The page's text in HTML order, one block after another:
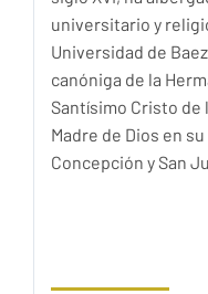
universitario y
Universidad de
canóniga de la
Santísimo Cristo de
Madre de Dios en
Concepción y San